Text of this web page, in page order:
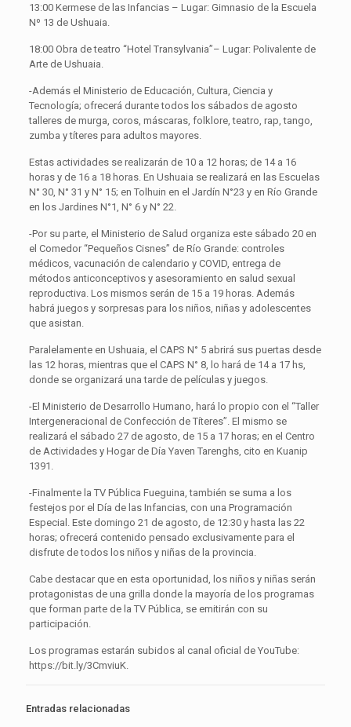
13:00 Kermese de las Infancias – Lugar: Gimnasio de la Escuela
Nº 13 de Ushuaia.
18:00 Obra de teatro “Hotel Transylvania”– Lugar: Polivalente de
Arte de Ushuaia.
-Además el Ministerio de Educación, Cultura, Ciencia y
Tecnología; ofrecerá durante todos los sábados de agosto
talleres de murga, coros, máscaras, folklore, teatro, rap, tango,
zumba y títeres para adultos mayores.
Estas actividades se realizarán de 10 a 12 horas; de 14 a 16
horas y de 16 a 18 horas. En Ushuaia se realizará en las Escuelas
N° 30, N° 31 y N° 15; en Tolhuin en el Jardín N°23 y en Río Grande
en los Jardines N°1, N° 6 y N° 22.
-Por su parte, el Ministerio de Salud organiza este sábado 20 en
el Comedor “Pequeños Cisnes” de Río Grande: controles
médicos, vacunación de calendario y COVID, entrega de
métodos anticonceptivos y asesoramiento en salud sexual
reproductiva. Los mismos serán de 15 a 19 horas. Además
habrá juegos y sorpresas para los niños, niñas y adolescentes
que asistan.
Paralelamente en Ushuaia, el CAPS N° 5 abrirá sus puertas desde
las 12 horas, mientras que el CAPS N° 8, lo hará de 14 a 17 hs,
donde se organizará una tarde de películas y juegos.
-El Ministerio de Desarrollo Humano, hará lo propio con el “Taller
Intergeneracional de Confección de Títeres”. El mismo se
realizará el sábado 27 de agosto, de 15 a 17 horas; en el Centro
de Actividades y Hogar de Día Yaven Tarenghs, cito en Kuanip
1391.
-Finalmente la TV Pública Fueguina, también se suma a los
festejos por el Día de las Infancias, con una Programación
Especial. Este domingo 21 de agosto, de 12:30 y hasta las 22
horas; ofrecerá contenido pensado exclusivamente para el
disfrute de todos los niños y niñas de la provincia.
Cabe destacar que en esta oportunidad, los niños y niñas serán
protagonistas de una grilla donde la mayoría de los programas
que forman parte de la TV Pública, se emitirán con su
participación.
Los programas estarán subidos al canal oficial de YouTube:
https://bit.ly/3CmviuK.
Entradas relacionadas